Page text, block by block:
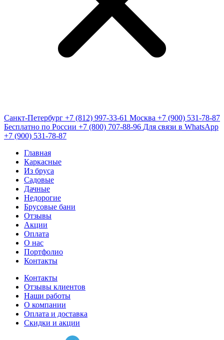
Санкт-Петербург +7 (812) 997-33-61 Москва +7 (900) 531-78-87
Бесплатно по России +7 (800) 707-88-96 Для связи в WhatsApp
+7 (900) 531-78-87
Главная
Каркасные
Из бруса
Садовые
Дачные
Недорогие
Брусовые бани
Отзывы
Акции
Оплата
О нас
Портфолио
Контакты
Контакты
Отзывы клиентов
Наши работы
О компании
Оплата и доставка
Скидки и акции